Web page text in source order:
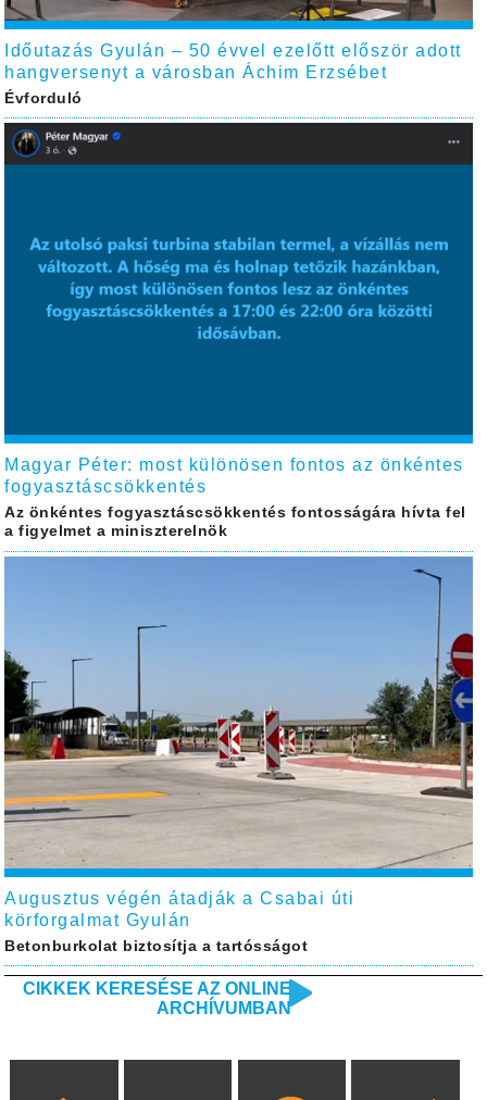
Időutazás Gyulán – 50 évvel ezelőtt először adott
hangversenyt a városban Áchim Erzsébet
Évforduló
Magyar Péter: most különösen fontos az önkéntes
fogyasztáscsökkentés
Az önkéntes fogyasztáscsökkentés fontosságára hívta fel
a figyelmet a miniszterelnök
Augusztus végén átadják a Csabai úti
körforgalmat Gyulán
Betonburkolat biztosítja a tartósságot
CIKKEK KERESÉSE AZ ONLINE
ARCHÍVUMBAN